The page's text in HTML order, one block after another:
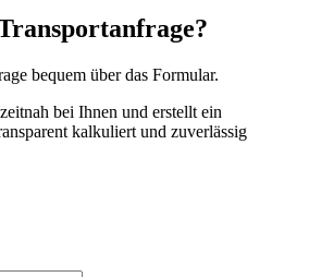
bequem über das Formular.
bei Ihnen und erstellt ein
kalkuliert und zuverlässig